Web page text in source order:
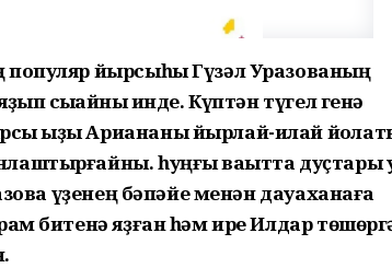
популяр йырсыһы Гүзәл Уразованың
сыҡҡайныҡ инде. Күптән түгел генә
ҡыҙы Ариананы йырлай-илай
һуңғы ваҡытта дуҫтары
үҙенең бәпәйе менән дауаханаға
битенә яҙған һәм ире Илдар